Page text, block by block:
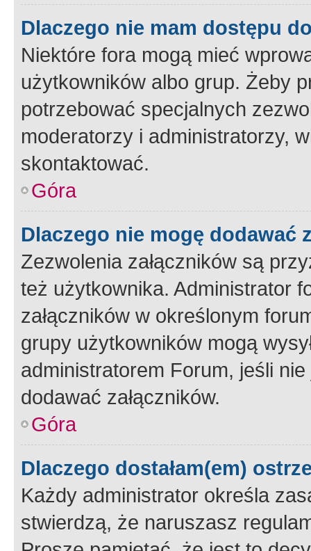
Dlaczego nie mam dostępu
Niektóre fora mogą mieć
użytkowników albo grup. Żeby
potrzebować specjalnych
moderatorzy i administratorzy,
skontaktować.
Góra
Dlaczego nie mogę dodawać
Zezwolenia załączników są
też użytkownika. Administrator
załączników w określonym
grupy użytkowników mogą
administratorem Forum, jeśli
dodawać załączników.
Góra
Dlaczego dostałam(em)
Każdy administrator określa
stwierdzą, że naruszasz